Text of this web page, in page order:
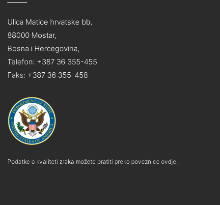
Ulica Matice hrvatske bb,
88000 Mostar,
Bosna i Hercegovina,
Telefon: +387 36 355-455
Faks: +387 36 355-458
Podatke o kvaliteti zraka možete pratiti preko poveznice ovdje.